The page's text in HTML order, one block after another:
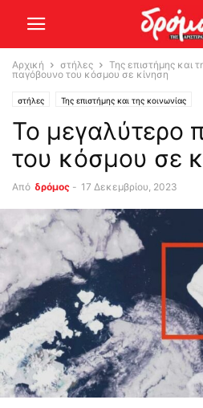
Αρχική στήλες Της επιστήμης και
παγόβουνο του κόσμου σε κίνηση
στήλες Της επιστήμης και της κοινωνίας
Το μεγαλύτερο
του κόσμου σε
Από δρόμος - 17 Δεκεμβρίου, 2023